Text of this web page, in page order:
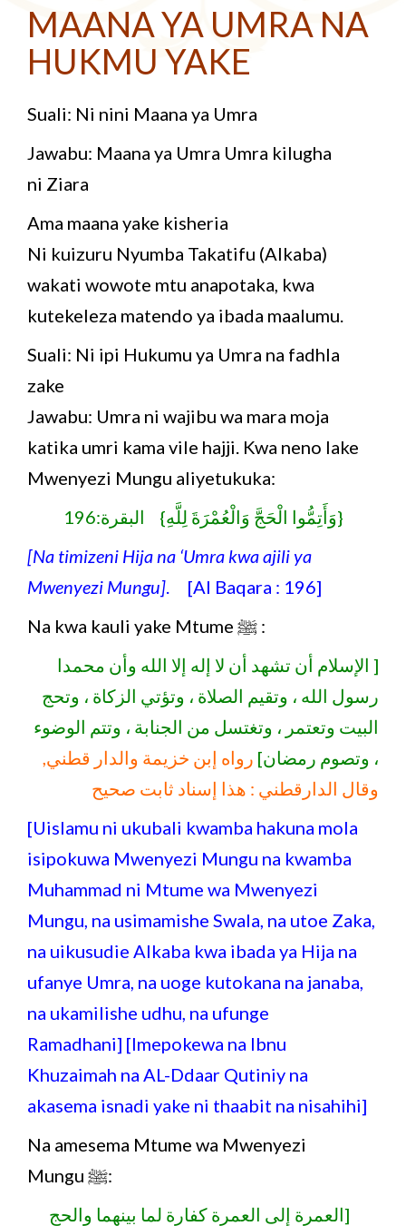
MAANA YA UMRA NA
HUKMU YAKE
Suali: Ni nini Maana ya Umra
Jawabu: Maana ya Umra Umra kilugha
ni Ziara
Ama maana yake kisheria
Ni kuizuru Nyumba Takatifu (Alkaba)
wakati wowote mtu anapotaka, kwa
kutekeleza matendo ya ibada maalumu.
Suali: Ni ipi Hukumu ya Umra na fadhla
zake
Jawabu: Umra ni wajibu wa mara moja
katika umri kama vile hajji. Kwa neno lake
Mwenyezi Mungu aliyetukuka:
{وَأَتِمُّوا الْحَجَّ وَالْعُمْرَةَ لِلَّهِ} البقرة:196
[Na timizeni Hija na ‘Umra kwa ajili ya
Mwenyezi Mungu] . [Al Baqara : 196]
Na kwa kauli yake Mtume ﷺ :
[ الإسلام أن تشهد أن لا إله إلا الله وأن محمدا
رسول الله ، وتقيم الصلاة ، وتؤتي الزكاة ، وتحج
البيت وتعتمر ، وتغتسل من الجنابة ، وتتم الوضوء
، وتصوم رمضان] رواه إبن خزيمة والدار قطني,
وقال الدارقطني : هذا إسناد ثابت صحيح
[Uislamu ni ukubali kwamba hakuna mola
isipokuwa Mwenyezi Mungu na kwamba
Muhammad ni Mtume wa Mwenyezi
Mungu, na usimamishe Swala, na utoe Zaka,
na uikusudie Alkaba kwa ibada ya Hija na
ufanye Umra, na uoge kutokana na janaba,
na ukamilishe udhu, na ufunge
Ramadhani] [Imepokewa na Ibnu
Khuzaimah na AL-Ddaar Qutiniy na
akasema isnadi yake ni thaabit na nisahihi]
Na amesema Mtume wa Mwenyezi
Mungu ﷺ:
[العمرة إلى العمرة كفارة لما بينهما والحج